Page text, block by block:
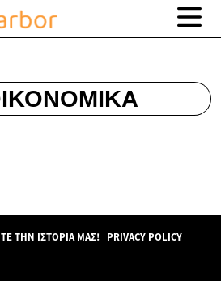
ΤΗΝ ΙΣΤΟΡΊΑ ΜΑΣ! PRIVACY POLICY